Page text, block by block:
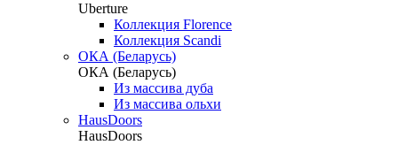
Uberture
Коллекция Florence
Коллекция Scandi
ОКА (Беларусь)
ОКА (Беларусь)
Из массива дуба
Из массива ольхи
HausDoors
HausDoors